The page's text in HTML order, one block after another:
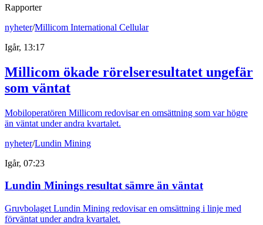
Rapporter
nyheter/Millicom International Cellular
Igår, 13:17
Millicom ökade rörelseresultatet ungefär
som väntat
Mobiloperatören Millicom redovisar en omsättning som var högre
än väntat under andra kvartalet.
nyheter/Lundin Mining
Igår, 07:23
Lundin Minings resultat sämre än väntat
Gruvbolaget Lundin Mining redovisar en omsättning i linje med
förväntat under andra kvartalet.